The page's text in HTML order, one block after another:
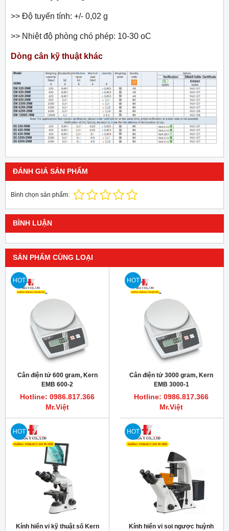
>> Độ tuyến tính: +/- 0,02 g
>> Nhiệt độ phòng chó phép: 10-30 oC
Dòng cân kỹ thuật khác
ĐÁNH GIÁ SẢN PHẨM
Bình chọn sản phẩm:
BÌNH LUẬN
SẢN PHẨM CÙNG LOẠI
HOT
Cân điện tử 600 gram, Kern
EMB 600-2
Hotline: 0986.817.366
Mr.Việt
HOT
Cân điện tử 3000 gram, Kern
EMB 3000-1
Hotline: 0986.817.366
Mr.Việt
HOT
Kính hiển vi kỹ thuật số Kern
HOT
Kính hiển vi soi ngược huỳnh